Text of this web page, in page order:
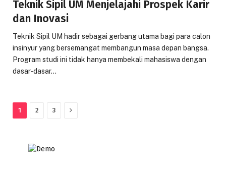
Teknik Sipil UM Menjelajahi Prospek Karir
dan Inovasi
Teknik Sipil UM hadir sebagai gerbang utama bagi para calon
insinyur yang bersemangat membangun masa depan bangsa.
Program studi ini tidak hanya membekali mahasiswa dengan
dasar-dasar…
1 2 3 Next